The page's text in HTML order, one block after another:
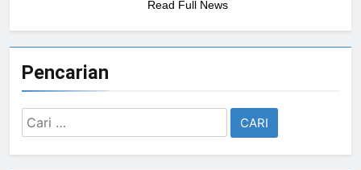
Read Full News
Pencarian
Cari
untuk: